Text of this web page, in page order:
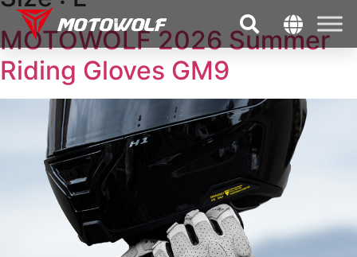
MOTOWOLF 2026 Summer
Riding Gloves GM9